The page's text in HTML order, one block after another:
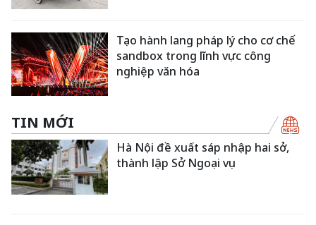
Tạo hành lang pháp lý cho cơ chế
sandbox trong lĩnh vực công
nghiệp văn hóa
TIN MỚI
Hà Nội đề xuất sáp nhập hai sở,
thành lập Sở Ngoại vụ